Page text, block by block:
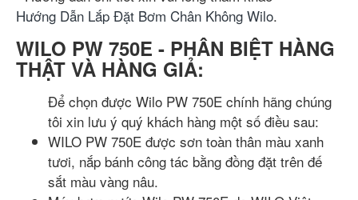
Hướng Dẫn Lắp Đặt Bơm Chân Không Wilo.
WILO PW 750E - PHÂN BIỆT HÀNG
THẬT VÀ HÀNG GIẢ:
Để chọn được Wilo PW 750E chính hãng chúng
tôi xin lưu ý quý khách hàng một số điều sau:
WILO PW 750E được sơn toàn thân màu xanh
tươi, nắp bánh công tác bằng đồng đặt trên đế
sắt màu vàng nâu.